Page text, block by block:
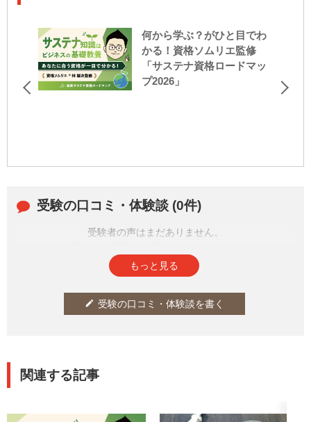
何から学ぶ？がひと目でわ
かる！資格ソムリエ監修
「サステナ資格ロードマッ
プ2026」
受験の口コミ・体験談 (0件)
受験者の声はまだありません。
もっと見る
edit 受験の口コミ・体験談を書く
関連する記事